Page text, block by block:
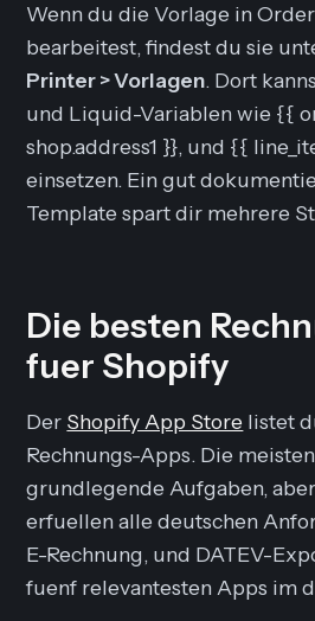
Wenn du die Vorlage in
bearbeitest, findest du sie
Printer > Vorlagen. Dort
und Liquid-Variablen wie {{
shop.address1 }}, und {{
einsetzen. Ein gut
Template spart dir mehrere
Die besten
fuer Shopify
Der Shopify App Store listet
Rechnungs-Apps. Die
grundlegende Aufgaben,
erfuellen alle deutschen
E-Rechnung, und DATEV-
fuenf relevantesten Apps im